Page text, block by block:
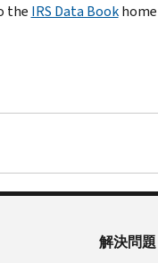
the IRS Data Bookhome
解決問題